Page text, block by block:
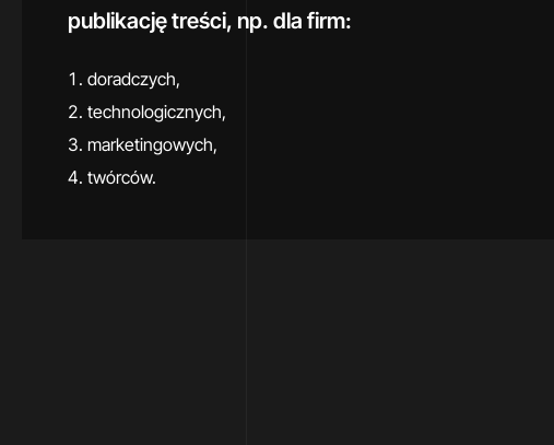
publikację treści, np. dla firm:
doradczych,
technologicznych,
marketingowych,
twórców.